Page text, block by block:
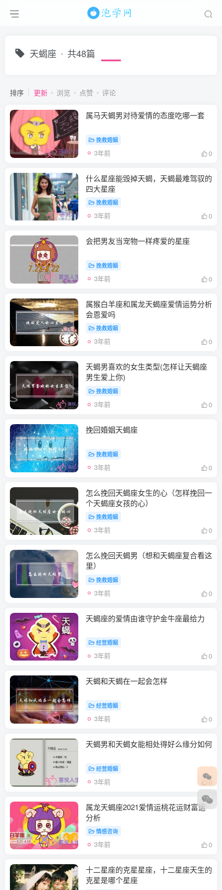
天蝎座 共48篇
排序 更新 浏览 点赞 评论
属马天蝎男对待爱情的态度吃哪一套
挽救婚姻
3年前 0
什么星座能毁掉天蝎，天蝎最难驾驭的
四大星座
挽救婚姻
3年前 0
会把男友当宠物一样疼爱的星座
挽救婚姻
3年前 0
属猴白羊座和属龙天蝎座爱情运势分析
会恩爱吗
挽救婚姻
3年前 0
天蝎男喜欢的女生类型(怎样让天蝎座
男生爱上你)
挽救婚姻
3年前 0
挽回婚姻天蝎座
挽救婚姻
3年前 0
怎么挽回天蝎座女生的心（怎样挽回一
个天蝎座女孩的心）
挽救婚姻
3年前 0
怎么挽回天蝎男（想和天蝎座复合看这
里）
挽救婚姻
3年前 0
天蝎座的爱情由谁守护金牛座最给力
经营婚姻
3年前 0
天蝎和天蝎在一起会怎样
经营婚姻
3年前 0
天蝎男和天蝎女能相处得好么缘分如何
经营婚姻
3年前 0
属龙天蝎座2021爱情运桃花运财富运
分析
情感咨询
3年前 0
十二星座的克星星座，十二星座天生的
克星是哪个星座